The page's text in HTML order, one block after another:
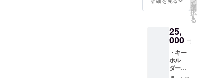
ります
くださ
いま
せ。
お礼
メッ
カー
ド １
枚 【重
は必ず
登壇い
たしま
す） ※
試写会
は、
2023年
７月29
西上映
を皮切
りに全
国上映
予定
（お住
を
選
択
す
る
25,
000 円
・キー
ホル
ダー１
個（映